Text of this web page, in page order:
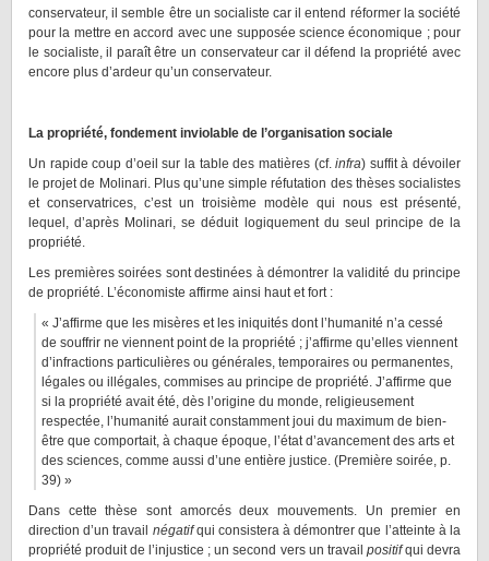
conservateur, il semble être un socialiste car il entend réformer la société
pour la mettre en accord avec une supposée science économique ; pour
le socialiste, il paraît être un conservateur car il défend la propriété avec
encore plus d’ardeur qu’un conservateur.
La propriété, fondement inviolable de l’organisation sociale
Un rapide coup d’oeil sur la table des matières (cf.infra) suffit à dévoiler
le projet de Molinari. Plus qu’une simple réfutation des thèses socialistes
et conservatrices, c’est un troisième modèle qui nous est présenté,
lequel, d’après Molinari, se déduit logiquement du seul principe de la
propriété.
Les premières soirées sont destinées à démontrer la validité du principe
de propriété. L’économiste affirme ainsi haut et fort :
« J’affirme que les misères et les iniquités dont l’humanité n’a cessé
de souffrir ne viennent point de la propriété ; j’affirme qu’elles viennent
d’infractions particulières ou générales, temporaires ou permanentes,
légales ou illégales, commises au principe de propriété. J’affirme que
si la propriété avait été, dès l’origine du monde, religieusement
respectée, l’humanité aurait constamment joui du maximum de bien-
être que comportait, à chaque époque, l’état d’avancement des arts et
des sciences, comme aussi d’une entière justice. (Première soirée, p.
39) »
Dans cette thèse sont amorcés deux mouvements. Un premier en
direction d’un travail négatifqui consistera à démontrer que l’atteinte à la
propriété produit de l’injustice ; un second vers un travail positifqui devra